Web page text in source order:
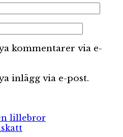
kommentarer via e-
inlägg via e-post.
lillebror